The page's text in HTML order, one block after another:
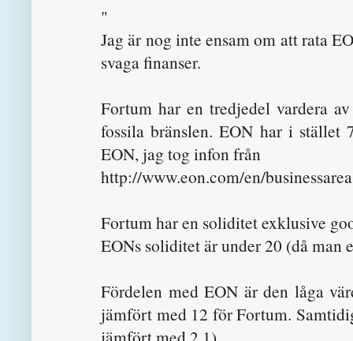
"
Jag är nog inte ensam om att rata
svaga finanser.
Fortum har en tredjedel vardera
fossila bränslen. EON har i
EON, jag tog infon från
http://www.eon.com/en/
Fortum har en soliditet exklusive
EONs soliditet är under 20 (då
Fördelen med EON är den låga
jämfört med 12 för Fortum.
jämfört med 2,1).